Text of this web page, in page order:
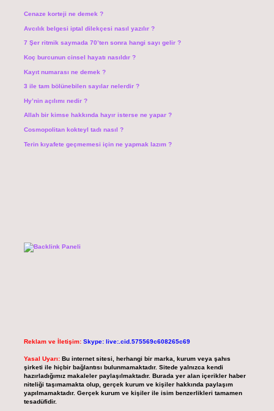
Cenaze korteji ne demek ?
Avcılık belgesi iptal dilekçesi nasıl yazılır ?
7 Şer ritmik saymada 70’ten sonra hangi sayı gelir ?
Koç burcunun cinsel hayatı nasıldır ?
Kayıt numarası ne demek ?
3 ile tam bölünebilen sayılar nelerdir ?
Hy’nin açılımı nedir ?
Allah bir kimse hakkında hayır isterse ne yapar ?
Cosmopolitan kokteyl tadı nasıl ?
Terin kıyafete geçmemesi için ne yapmak lazım ?
Reklam ve İletişim: Skype: live:.cid.575569c608265c69
Yasal Uyarı: Bu internet sitesi, herhangi bir marka, kurum veya şahıs
şirketi ile hiçbir bağlantısı bulunmamaktadır. Sitede yalnızca kendi
hazırladığımız makaleler paylaşılmaktadır. Burada yer alan içerikler haber
niteliği taşımamakta olup, gerçek kurum ve kişiler hakkında paylaşım
yapılmamaktadır. Gerçek kurum ve kişiler ile isim benzerlikleri tamamen
tesadüfidir.